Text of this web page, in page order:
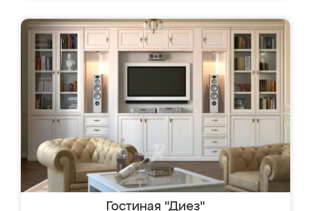
Гостиная "Диез"